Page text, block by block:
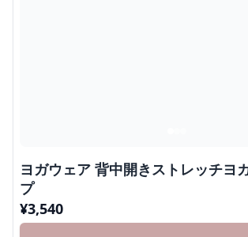
ヨガウェア 背中開きストレッチヨ
プ
¥3,540